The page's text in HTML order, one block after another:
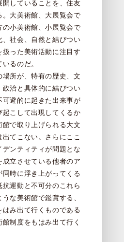
開していることを、住友
。大美術館、大展覧会で
の小美術館、小展覧会で
、社会、自然と結びつい
扱った美術活動に注目す
るのだ。
所が、特有の歴史、文
政治と具体的に結びつい
可避的に起きた出来事が
起こして出現してくるか
館で取り上げられる大文
てこない。さらにここ
デンティティが問題とな
成立させている他者のア
同時に浮き上がってくる
運動と不可分のこれら
な美術館で鑑賞する、
はみ出て行くものである
制度をもはみ出て行く